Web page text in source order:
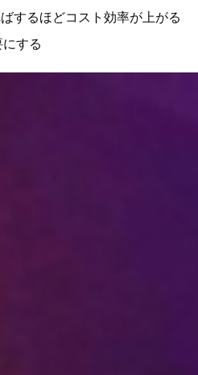
するほどコスト効率が上がる
する